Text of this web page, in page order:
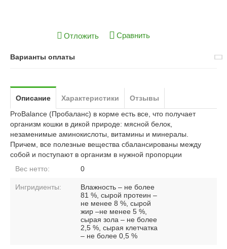
Отложить Сравнить
Варианты оплаты
Описание Характеристики
Отзывы
ProBalance (Пробаланс) в корме есть все, что получает
организм кошки в дикой природе: мясной белок,
незаменимые аминокислоты, витамины и минералы.
Причем, все полезные вещества сбалансированы между
собой и поступают в организм в нужной пропорции
Вес нетто:
0
Ингридиенты:
Влажность – не более
81 %, сырой протеин –
не менее 8 %, сырой
жир –не менее 5 %,
сырая зола – не более
2,5 %, сырая клетчатка
– не более 0,5 %